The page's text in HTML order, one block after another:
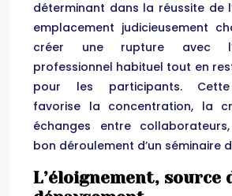
déterminant dans la réussite de
emplacement judicieusement
créer une rupture avec
professionnel habituel tout en
pour les participants. Cette
favorise la concentration, la
échanges entre
bon déroulement d’un séminaire
L’éloignement, source